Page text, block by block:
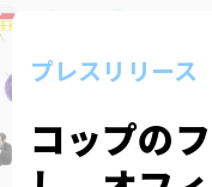
プレスリリース
コップの